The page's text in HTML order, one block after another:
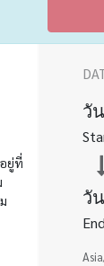
ยู่ที่
วั
วั